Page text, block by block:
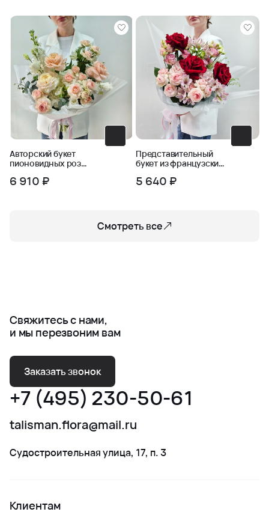
Авторский букет
пионовидных роз
6 910 ₽
Представительный
букет из французских
5 640 ₽
Смотреть все
Свяжитесь с нами,
и мы перезвоним вам
Заказать звонок
+7 (495) 230-50-61
talisman.flora@mail.ru
Судостроительная улица, 17, п. 3
Клиентам